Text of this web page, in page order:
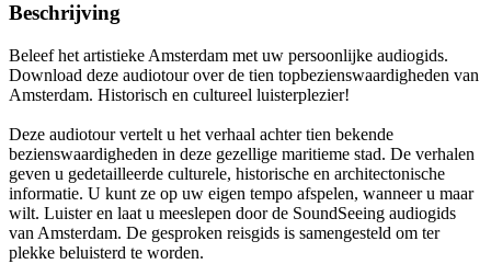
Beschrijving
Beleef het artistieke Amsterdam met uw persoonlijke audiogids.
Download deze audiotour over de tien topbezienswaardigheden van
Amsterdam. Historisch en cultureel luisterplezier!
Deze audiotour vertelt u het verhaal achter tien bekende
bezienswaardigheden in deze gezellige maritieme stad. De verhalen
geven u gedetailleerde culturele, historische en architectonische
informatie. U kunt ze op uw eigen tempo afspelen, wanneer u maar
wilt. Luister en laat u meeslepen door de SoundSeeing audiogids
van Amsterdam. De gesproken reisgids is samengesteld om ter
plekke beluisterd te worden.